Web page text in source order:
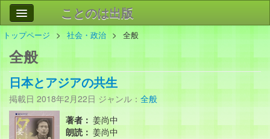
ことのは出版
作品
事業案内
お問い合わせ
トップページ 社会・政治 全般
全般
日本とアジアの共生
掲載日 2018年2月22日 ジャンル： 全般
著者： 姜尚中
朗読： 姜尚中